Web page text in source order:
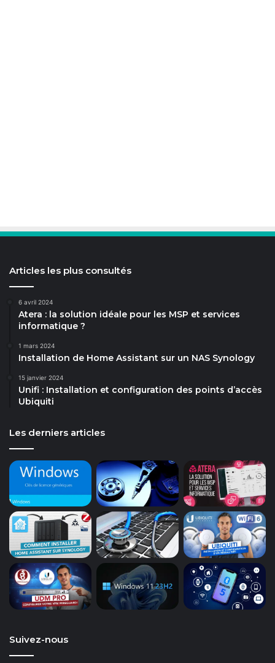
Articles les plus consultés
6 avril 2024
Atera : la solution idéale pour les MSP et services
informatique ?
1 mars 2024
Installation de Home Assistant sur un NAS Synology
15 janvier 2024
Unifi : Installation et configuration des points d’accès
Ubiquiti
Les derniers articles
Suivez-nous